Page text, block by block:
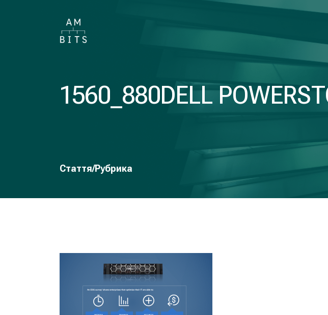
1560_880DELL
Стаття/Рубрика